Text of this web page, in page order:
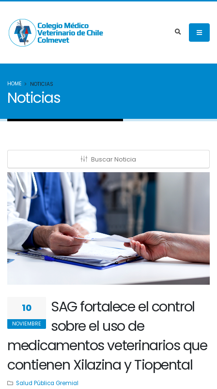
HOME NOTICIAS
Noticias
Buscar Noticia
10
NOVIEMBRE
SAG fortalece el control
sobre el uso de
medicamentos veterinarios que
contienen Xilazina y Tiopental
Salud Pública Gremial